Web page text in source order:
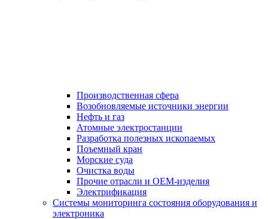
Производственная сфера
Возобновляемые источники энергии
Нефть и газ
Атомные электростанции
Разработка полезных ископаемых
Поъемный кран
Морские суда
Очистка воды
Прочие отрасли и OEM-изделия
Электрификация
Системы мониторинга состояния оборудования и
электроника